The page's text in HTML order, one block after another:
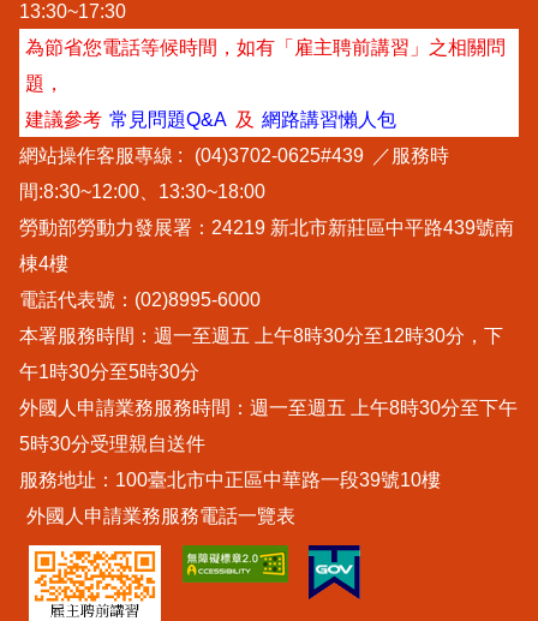
13:30~17:30
為節省您電話等候時間，如有「雇主聘前講習」之相關問
題，
建議參考 常見問題Q&A 及 網路講習懶人包
網站操作客服專線 :
(04)3702-0625#439
／服務時
間:8:30~12:00、13:30~18:00
勞動部勞動力發展署：24219 新北市新莊區中平路439號南
棟4樓
電話代表號：(02)8995-6000
本署服務時間：週一至週五 上午8時30分至12時30分，下
午1時30分至5時30分
外國人申請業務服務時間：週一至週五 上午8時30分至下午
5時30分受理親自送件
服務地址：100臺北市中正區中華路一段39號10樓
外國人申請業務服務電話一覽表